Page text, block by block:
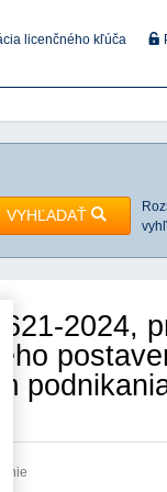
licenčného kľúča
VYHĽADAŤ
2024,